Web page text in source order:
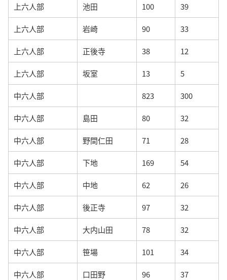
上六人部 池田 100 39
上六人部 岩崎 90 33
上六人部 正後寺 38 12
上六人部 坂室 13 5
中六人部 823 300
中六人部 島田 80 32
中六人部 野間仁田 71 28
中六人部 下地 169 54
中六人部 中地 62 26
中六人部 後正寺 97 32
中六人部 大内山田 78 32
中六人部 笹場 101 34
中六人部 口田野 96 37